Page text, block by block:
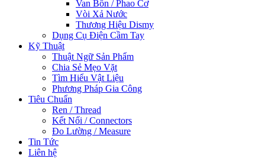
Van Bồn / Phao Cơ
Vòi Xả Nước
Thương Hiệu Dismy
Dụng Cụ Điện Cầm Tay
Kỹ Thuật
Thuật Ngữ Sản Phẩm
Chia Sẻ Mẹo Vặt
Tìm Hiểu Vật Liệu
Phương Pháp Gia Công
Tiêu Chuẩn
Ren / Thread
Kết Nối / Connectors
Đo Lường / Measure
Tin Tức
Liên hệ